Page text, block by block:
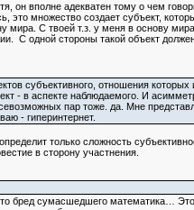
он вполне адекватен тому о чем
это множество создает субъект,
мира. С твоей т.з. у меня в основу
С одной стороны такой объект
субъективного, отношения которых
- в аспекте наблюдаемого. И
пар тоже. да. Мне
- гиперинтернет.
только сложность
в сторону участнения.
бред сумасшедшего математика…